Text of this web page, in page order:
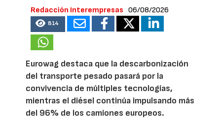
Redacción Interempresas 06/08/2026
814
Eurowag destaca que la descarbonización
del transporte pesado pasará por la
convivencia de múltiples tecnologías,
mientras el diésel continúa impulsando más
del 96% de los camiones europeos.